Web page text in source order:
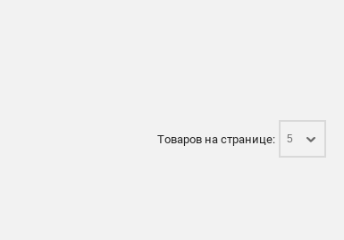
Товаров на странице: 5